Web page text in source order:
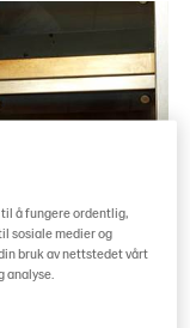
å fungere ordentlig,
sosiale medier og
bruk av nettstedet vårt
analyse.